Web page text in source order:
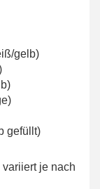
gelb)
gefüllt)
je nach